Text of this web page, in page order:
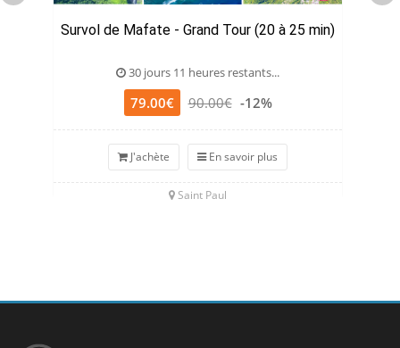
Survol de Mafate - Grand Tour (20 à 25 min)
30 jours 11 heures restants...
79.00€ 90.00€ -12%
J'achète En savoir plus
Saint Paul